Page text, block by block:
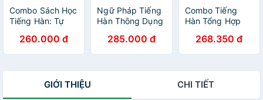
Combo Sách Học
Tiếng Hàn: Tự
Cấp Tốc + 30
Phút Tự Học
Câu Giao Tiếng
260.000 đ
Ngữ Pháp Tiếng
Hàn Thông Dụng
Korean Grammar
In Use ( tặng
285.000 đ
Combo Tiếng
Hàn Tổng Hợp
Việt Nam - Sơ
Cấp 1: Gíao Trình
Hàn Hiệu Qủa
268.350 đ
GIỚI THIỆU CHI TIẾT